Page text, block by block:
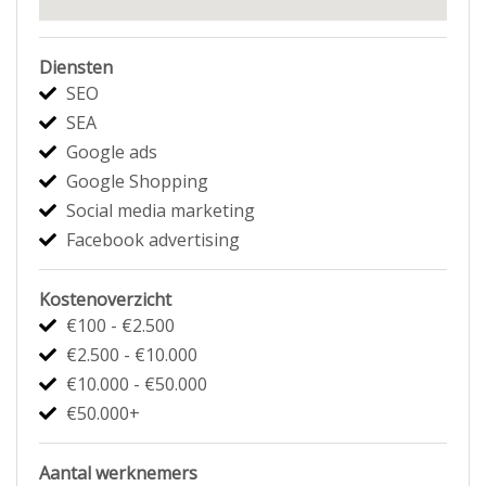
Diensten
SEO
SEA
Google ads
Google Shopping
Social media marketing
Facebook advertising
Kostenoverzicht
€100 - €2.500
€2.500 - €10.000
€10.000 - €50.000
€50.000+
Aantal werknemers